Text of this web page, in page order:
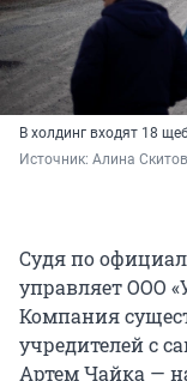
В холдинг входят 18
Источник: Алина
Судя по
управляет ООО
Компания
учредителей с
Артем Чайка —